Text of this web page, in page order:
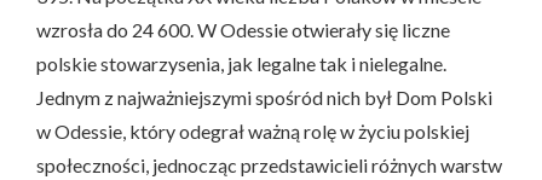
wzrosła do 24 600. W Odessie otwierały się liczne
polskie stowarzysenia, jak legalne tak i nielegalne.
Jednym z najważniejszymi spośród nich był Dom Polski
w Odessie, który odegrał ważną rolę w życiu polskiej
społeczności, jednocząc przedstawicieli różnych warstw